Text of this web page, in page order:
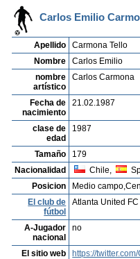
Carlos Emilio
Apellido
Carmona Tello
Nombre
Carlos Emilio
nombre
artístico
Carlos Carmona
Fecha de
nacimiento
21.02.1987
clase de
edad
1987
Tamaño
179
Nacionalidad
Chile,
Posicion
Medio
El club de
fútbol
Atlanta United FC
A-Jugador
nacional
no
El sitio web
https://